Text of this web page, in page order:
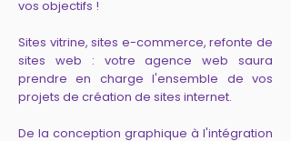
vos objectifs !
Sites vitrine, sites e-commerce, refonte de
sites web : votre agence web saura
prendre en charge l'ensemble de vos
projets de création de sites internet.
De la conception graphique à l'intégration